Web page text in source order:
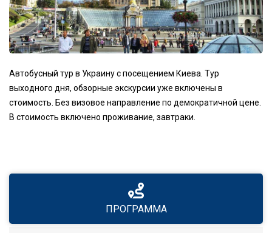
Автобусный тур в Украину с посещением Киева. Тур
выходного дня, обзорные экскурсии уже включены в
стоимость. Без визовое направление по демократичной цене.
В стоимость включено проживание, завтраки.
ПРОГРАММА